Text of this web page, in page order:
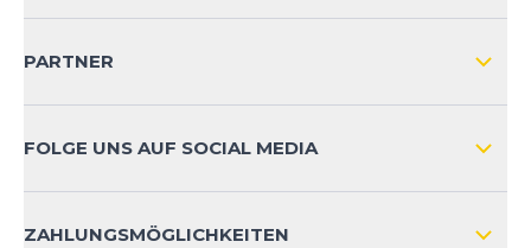
KONTAKT
PARTNER
FOLGE UNS AUF SOCIAL MEDIA
ZAHLUNGSMÖGLICHKEITEN